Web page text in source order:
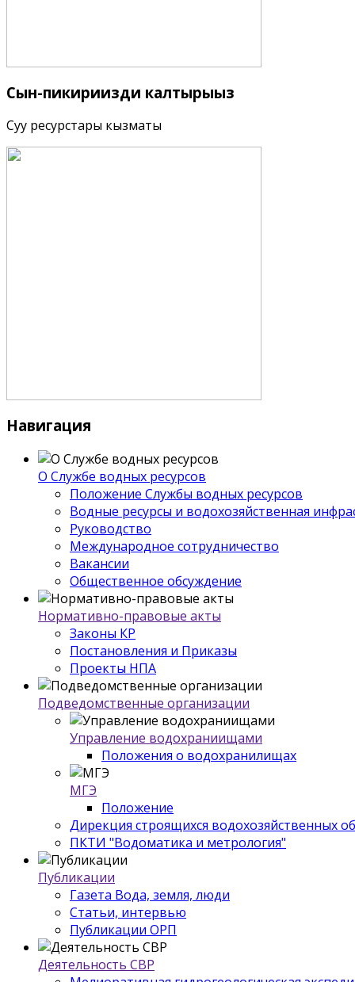
Сын-пикириңизди калтырыңыз
Суу ресурстары кызматы
Навигация
О Службе водных ресурсов
Положение Службы водных ресурсов
Водные ресурсы и водохозяйственная
Руководство
Международное сотрудничество
Вакансии
Общественное обсуждение
Нормативно-правовые акты
Законы КР
Постановления и Приказы
Проекты НПА
Подведомственные организации
Управление водохраниищами
Положения о водохранилищах
МГЭ
Положение
Дирекция строящихся водохозяйственных
ПКТИ "Водоматика и метрология"
Публикации
Газета Вода, земля, люди
Статьи, интервью
Публикации ОРП
Деятельность СВР